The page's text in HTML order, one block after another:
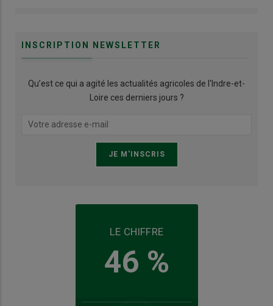
INSCRIPTION NEWSLETTER
Qu’est ce qui a agité les actualités agricoles de l'Indre-et-
Loire ces derniers jours ?
LE CHIFFRE
46 %